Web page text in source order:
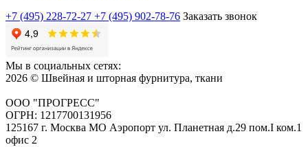
+7 (495) 228-72-27 +7 (495) 902-78-76 Заказать звонок
Мы в социальных сетях:
2026 © Швейная и шторная фурнитура, ткани
ООО "ПРОГРЕСС"
ОГРН: 1217700131956
125167 г. Москва МО Аэропорт ул. Планетная д.29 пом.I ком.1
офис 2